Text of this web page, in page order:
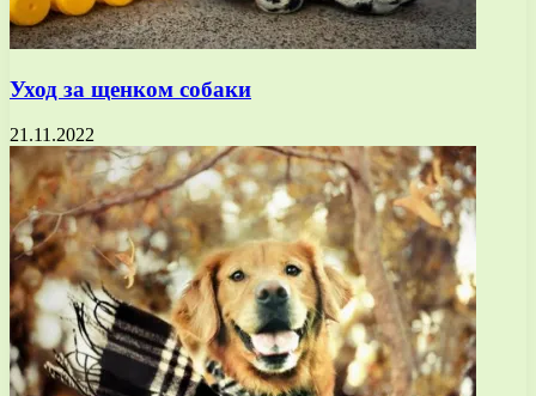
Уход за щенком собаки
21.11.2022